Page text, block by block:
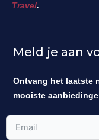
Travel.
Meld je aan
Ontvang het laatste
mooiste